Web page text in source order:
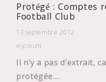
Protégé : Comptes
Football Club
13 septembre 2012
mjcmulti
Il n’y a pas d’extrait,
protégée....